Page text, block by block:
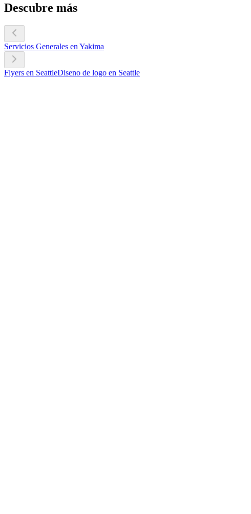
Descubre más
Servicios Generales en Yakima
Flyers en SeattleDiseno de logo en Seattle